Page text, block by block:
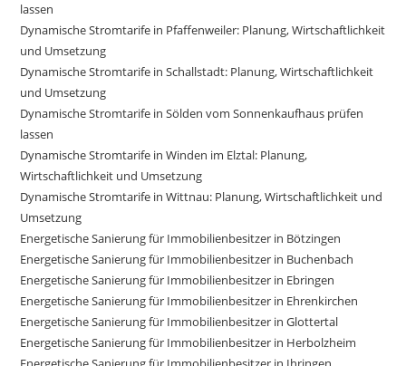
lassen
Dynamische Stromtarife in Pfaffenweiler: Planung, Wirtschaftlichkeit
und Umsetzung
Dynamische Stromtarife in Schallstadt: Planung, Wirtschaftlichkeit
und Umsetzung
Dynamische Stromtarife in Sölden vom Sonnenkaufhaus prüfen
lassen
Dynamische Stromtarife in Winden im Elztal: Planung,
Wirtschaftlichkeit und Umsetzung
Dynamische Stromtarife in Wittnau: Planung, Wirtschaftlichkeit und
Umsetzung
Energetische Sanierung für Immobilienbesitzer in Bötzingen
Energetische Sanierung für Immobilienbesitzer in Buchenbach
Energetische Sanierung für Immobilienbesitzer in Ebringen
Energetische Sanierung für Immobilienbesitzer in Ehrenkirchen
Energetische Sanierung für Immobilienbesitzer in Glottertal
Energetische Sanierung für Immobilienbesitzer in Herbolzheim